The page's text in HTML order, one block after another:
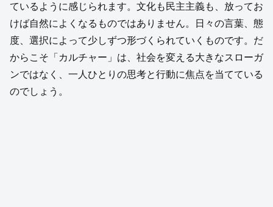
ているように感じられます。文化も民主主義も、放ってお
けば自然によくなるものではありません。日々の言葉、態
度、選択によって少しずつ形づくられていくものです。だ
からこそ「カルチャー」は、社会を変える大きなスローガ
ンではなく、一人ひとりの思考と行動に焦点を当てている
のでしょう。